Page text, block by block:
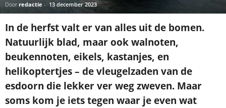
Door redactie - 13 december 2023
In de herfst valt er van alles uit de bomen.
Natuurlijk blad, maar ook walnoten,
beukennoten, eikels, kastanjes, en
helikoptertjes – de vleugelzaden van de
esdoorn die lekker ver weg zweven. Maar
soms kom je iets tegen waar je even wat